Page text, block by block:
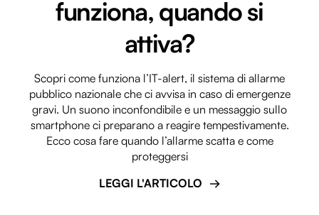
funziona, quando si
attiva?
Scopri come funziona l’IT-alert, il sistema di allarme
pubblico nazionale che ci avvisa in caso di emergenze
gravi. Un suono inconfondibile e un messaggio sullo
smartphone ci preparano a reagire tempestivamente.
Ecco cosa fare quando l’allarme scatta e come
proteggersi
LEGGI L'ARTICOLO